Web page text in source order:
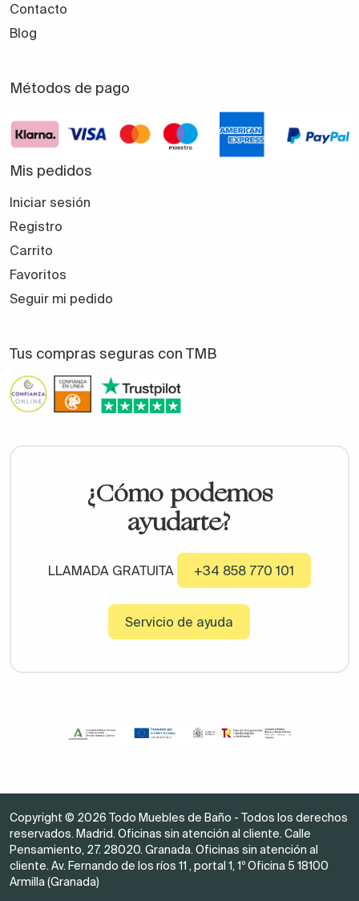
Contacto
Blog
Métodos de pago
Mis pedidos
Iniciar sesión
Registro
Carrito
Favoritos
Seguir mi pedido
Tus compras seguras con TMB
¿Cómo podemos
ayudarte?
LLAMADA GRATUITA +34 858 770 101
Servicio de ayuda
Copyright © 2026 Todo Muebles de Baño - Todos los derechos
reservados. Madrid. Oficinas sin atención al cliente. Calle
Pensamiento, 27. 28020. Granada. Oficinas sin atención al
cliente. Av. Fernando de los ríos 11 , portal 1, 1º Oficina 5 18100
Armilla (Granada)